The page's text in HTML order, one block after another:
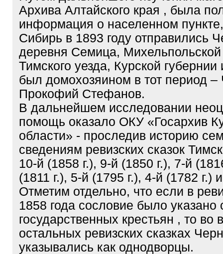
Архива Алтайского края , была
информация о населенном
Сибирь в 1893 году отправились
деревня Семица, Михельпольской
Тимского уезда, Курской губернии
был домохозяином в тот период
Прокофий Стефанов.
В дальнейшем исследовании
помощь оказало ОКУ «Госархив
области» - проследив историю
сведениям ревизских сказок
10-й (1858 г.), 9-й (1850 г.), 7-й
(1811 г.), 5-й (1795 г.), 4-й (1782 г.)
Отметим отдельно, что если в
1858 года сословие было указано
государственных крестьян , то во
остальных ревизских сказках
указывались как однодворцы.